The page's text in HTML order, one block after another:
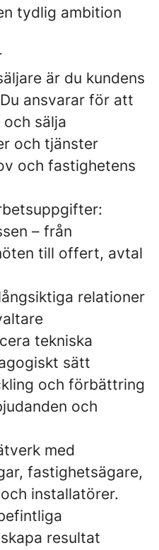
tydlig ambition
är du kundens
ansvarar för att
sälja
och tjänster
och fastighetens
– från
till offert, avtal
relationer
tekniska
sätt
och förbättring
och
med
fastighetsägare,
installatörer.
resultat